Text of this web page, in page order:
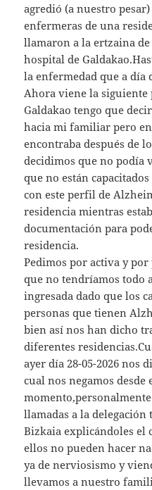
agredió (a nuestro
enfermeras de una
llamaron a la ertzaina
hospital de
la enfermedad que a día
Ahora viene la siguiente
Galdakao tengo que
hacia mi familiar pero
encontraba después de
decidimos que no podía
que no están
con este perfil de
residencia mientras
documentación para
residencia.
Pedimos por activa y
que no tendríamos todo
ingresada dado que los
personas que tienen
bien así nos han dicho
diferentes
ayer día 28-05-2026 nos
cual nos negamos desde
llamadas a la
Bizkaia explicándoles el
ellos no pueden hacer
ya de nerviosismo y
llevamos a nuestro